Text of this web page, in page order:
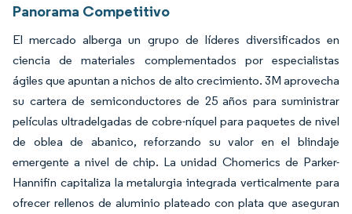
Panorama Competitivo
El mercado alberga un grupo de líderes diversificados en
ciencia de materiales complementados por especialistas
ágiles que apuntan a nichos de alto crecimiento. 3M aprovecha
su cartera de semiconductores de 25 años para suministrar
películas ultradelgadas de cobre-níquel para paquetes de nivel
de oblea de abanico, reforzando su valor en el blindaje
emergente a nivel de chip. La unidad Chomerics de Parker-
Hannifin capitaliza la metalurgia integrada verticalmente para
ofrecer rellenos de aluminio plateado con plata que aseguran